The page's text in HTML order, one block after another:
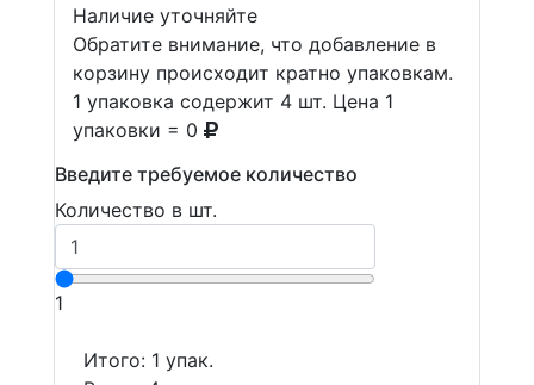
Наличие уточняйте
Обратите внимание, что добавление в
корзину происходит кратно упаковкам.
1 упаковка содержит 4 шт. Цена 1
упаковки = 0
Введите требуемое количество
Количество в шт.
1
Итого: 1 упак.